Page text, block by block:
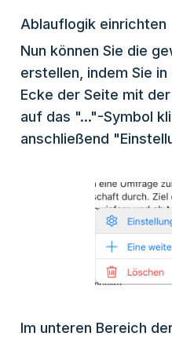
Ablauflogik einrichten
Nun können Sie die
erstellen, indem Sie
Ecke der Seite mit
auf das "..."-Symbol
anschließend
Im unteren Bereich